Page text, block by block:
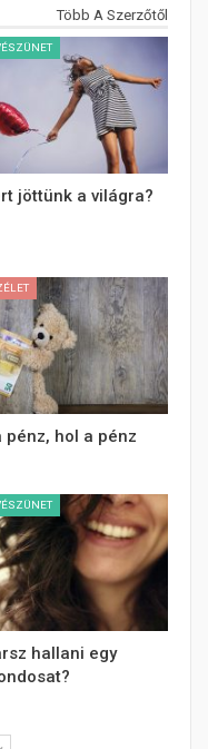
Több A Szerzőtől
jöttünk a világra?
pénz, hol a pénz
hallani egy